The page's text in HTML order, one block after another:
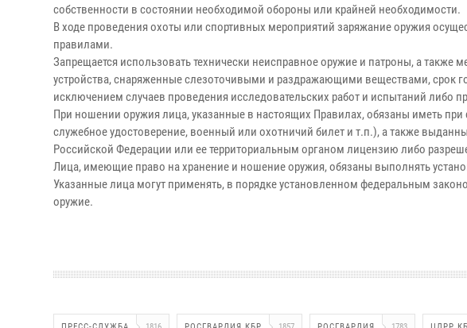
собственности в состоянии необходимой обороны или крайней необходимости.
В ходе проведения охоты или спортивных мероприятий заряжание оружия
правилами.
Запрещается использовать технически неисправное оружие и патроны, а также
устройства, снаряженные слезоточивыми и раздражающими веществами, срок
исключением случаев проведения исследовательских работ и испытаний либо
При ношении оружия лица, указанные в настоящих Правилах, обязаны иметь
служебное удостоверение, военный или охотничий билет и т.п.), а также
Российской Федерации или ее территориальным органом лицензию либо
Лица, имеющие право на хранение и ношение оружия, обязаны выполнять
Указанные лица могут применять, в порядке установленном федеральным
оружие.